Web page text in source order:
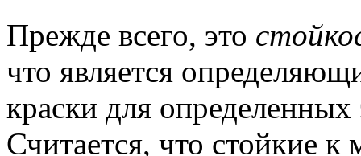
Прежде всего, это
что является
краски для
Считается, что стойкие